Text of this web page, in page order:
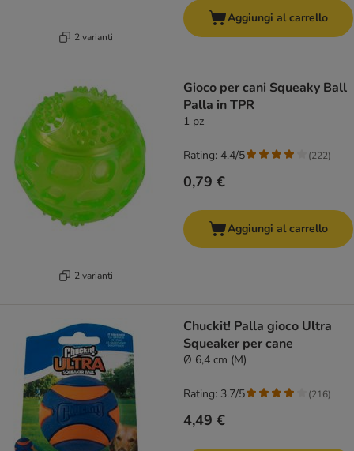
2 varianti
Aggiungi al carrello
2 varianti
Gioco per cani Squeaky Ball
Palla in TPR
1 pz
0,79 €
Rating: 4.4/5 (222)
Aggiungi al carrello
Chuckit! Palla gioco Ultra
Squeaker per cane
Ø 6,4 cm (M)
4,49 €
Rating: 3.7/5 (216)